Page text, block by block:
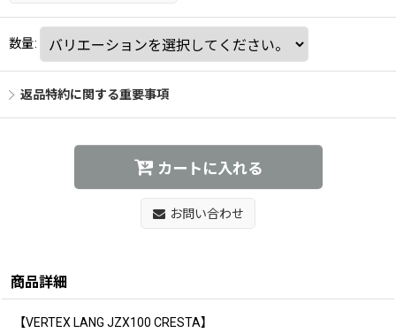
数量:
返品特約に関する重要事項
カートに入れる
お問い合わせ
商品詳細
【VERTEX LANG JZX100 CRESTA】